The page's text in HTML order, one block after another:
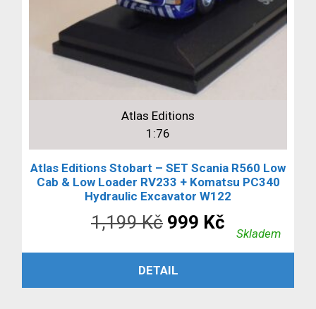
Atlas Editions
1:76
Atlas Editions Stobart – SET Scania R560 Low
Cab & Low Loader RV233 + Komatsu PC340
Hydraulic Excavator W122
1,199Kč Původní
cena
byla:
999 Kč
cena
Skladem
ČTĚTE VÍCE
DETAIL